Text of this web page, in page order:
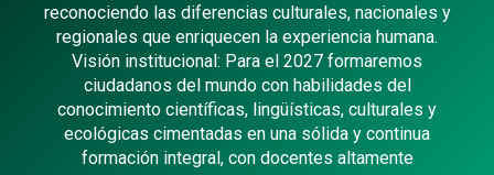
reconociendo las diferencias culturales, nacionales y
regionales que enriquecen la experiencia humana.
Visión institucional: Para el 2027 formaremos
ciudadanos del mundo con habilidades del
conocimiento científicas, lingüísticas, culturales y
ecológicas cimentadas en una sólida y continua
formación integral, con docentes altamente